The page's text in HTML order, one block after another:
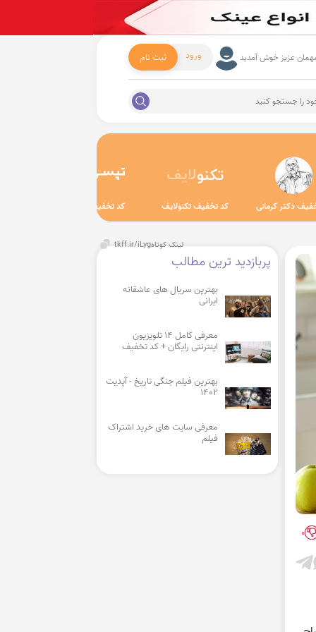
عزیز خوش آمدید ورود ثبت نام
خود را جستجو کنید
دکتر کرمانی کد تخفیف تکنولایف کد تخفیف تپسی
لینک کوتاهtkff.ir/iLyg
0
پربازدید ترین مطالب
بهترین سریال های عاشقانه
ایرانی
معرفی کامل 14 تلویزیون
اینترنتی رایگان + کد تخفیف
بهترین فیلم جنگی تاریخ - آپدیت
1402
معرفی سایت های خرید اشتراک
فیلم